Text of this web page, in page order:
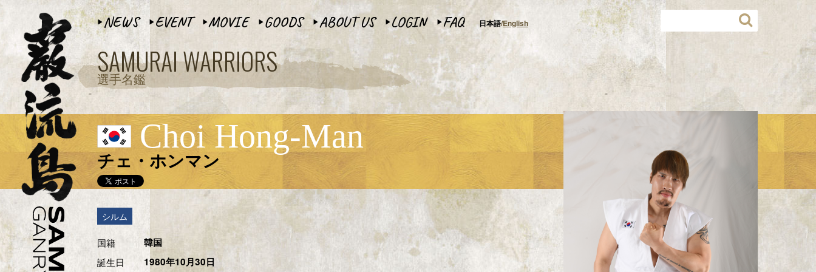
▶︎NEWS ▶︎ EVENT ▶︎MOVIE ▶︎ GOODS ▶︎ABOUT US ▶︎ LOGIN ▶︎FAQ 日本語English
SAMURAI WARRIORS
選手名鑑
Choi Hong-Man
チェ・ホンマン
シルム
国籍
韓国
誕生日
1980年10月30日